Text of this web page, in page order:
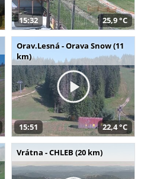
15:32 25,9 °C
Orav.Lesná - Orava Snow (11
km)
15:51 22,4 °C
Vrátna - CHLEB (20 km)